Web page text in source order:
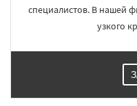
специалистов. В нашей
узкого